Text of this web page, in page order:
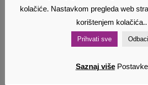
kolačiće. Nastavkom pregleda web
korištenjem kolačića..
Prihvati sve Odbaci
Saznaj više Postavke